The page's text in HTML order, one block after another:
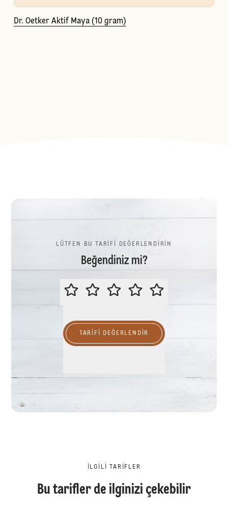
Dr. Oetker Aktif Maya (10 gram)
LÜTFEN BU TARİFİ DEĞERLENDİRİN
Beğendiniz mi?
LÜTFEN BU TARİFİ
TARIFI DEĞERLENDİR
İLGILI TARIFLER
Bu tarifler de ilginizi çekebilir